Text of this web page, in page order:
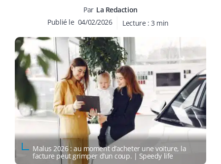
Par La Redaction
Publié le 04/02/2026 Lecture : 3 min
Malus 2026 : au moment d’acheter une voiture, la
facture peut grimper d’un coup. | Speedy life